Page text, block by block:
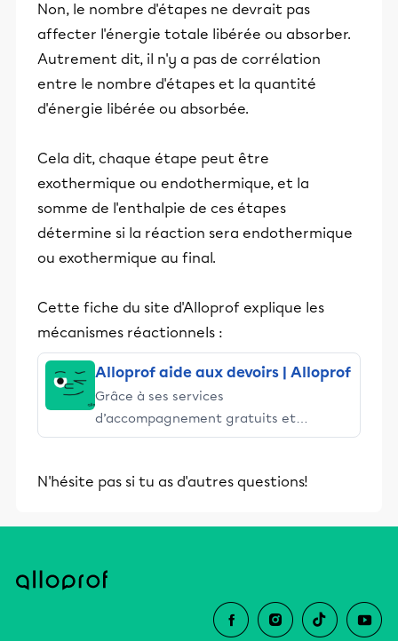
Non, le nombre d'étapes ne devrait pas
affecter l'énergie totale libérée ou absorber.
Autrement dit, il n'y a pas de corrélation
entre le nombre d'étapes et la quantité
d'énergie libérée ou absorbée.
Cela dit, chaque étape peut être
exothermique ou endothermique, et la
somme de l'enthalpie de ces étapes
détermine si la réaction sera endothermique
ou exothermique au final.
Cette fiche du site d'Alloprof explique les
mécanismes réactionnels :
Alloprof aide aux devoirs | Alloprof
Grâce à ses services
d’accompagnement gratuits et
stimulants, Alloprof engage les élèves
éducative.
N'hésite pas si tu as d'autres questions!